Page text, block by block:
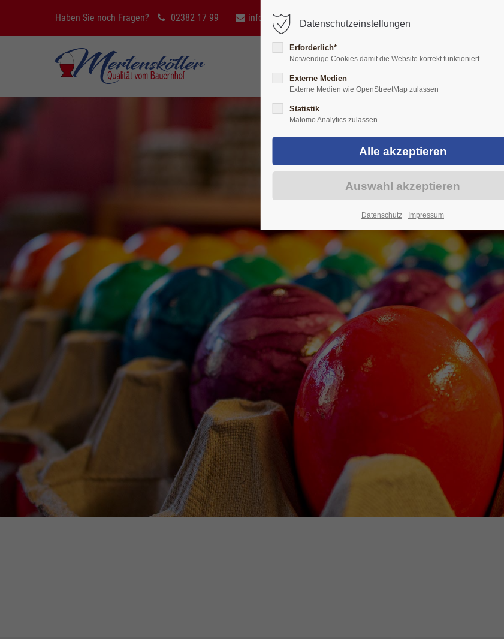
Haben Sie noch Fragen? 02382 17 99 info@hof-mertenskoetter.de
Datenschutzeinstellungen
Erforderlich*
Notwendige Cookies damit die Website korrekt funktioniert
Externe Medien
Externe Medien wie OpenStreetMap zulassen
Statistik
Matomo Analytics zulassen
Datenschutz Impressum